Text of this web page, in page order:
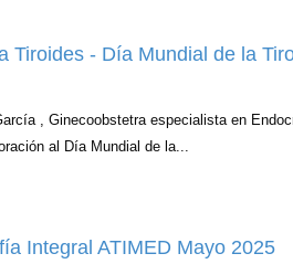
Tiroides - Día Mundial de la
, Ginecoobstetra especialista en
al Día Mundial de la...
Integral ATIMED Mayo 2025